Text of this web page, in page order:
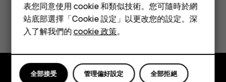
配件
平板電腦
您認為這有幫助嗎？
表您同意使用 cookie 和類似技術。您可隨時於網
站底部選擇「Cookie 設定」以更改您的設定。深
入了解我們的cookie 政策。
全部拒絕
管理偏好設定
全部接受